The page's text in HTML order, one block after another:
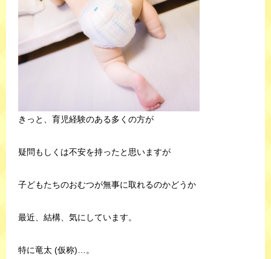
きっと、育児経験のある多くの方が
疑問もしくは不安を持ったと思いますが
子どもたちのおむつが無事に取れるのかどうか
最近、結構、気にしています。
特に竜太 (仮称)…。